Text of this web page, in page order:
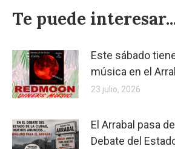
Te puede
Este sábado
música en el
23 julio, 2026
El Arrabal pasa
Debate del